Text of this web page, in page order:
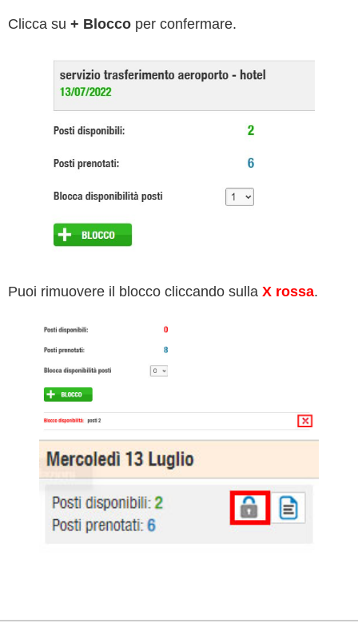
Clicca su + Blocco per confermare.
Puoi rimuovere il blocco cliccando sulla X rossa.